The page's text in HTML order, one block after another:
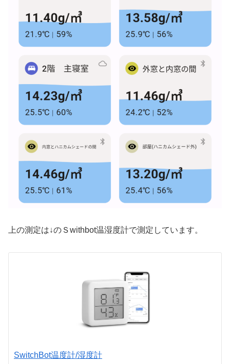
上の測定は↓のＳwithbot温湿度計で測定しています。
SwitchBot温度計/湿度計